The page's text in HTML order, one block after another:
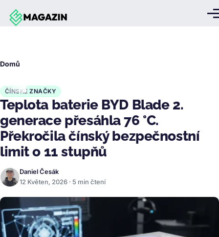
Přejít k hlavnímu obsahu
Domů
ČÍNSKÉ ZNAČKY
Teplota baterie BYD Blade 2.
generace přesáhla 76 °C.
Překročila čínský bezpečnostní
limit o 11 stupňů
Daniel Česák
12 Květen, 2026 · 5 min čtení